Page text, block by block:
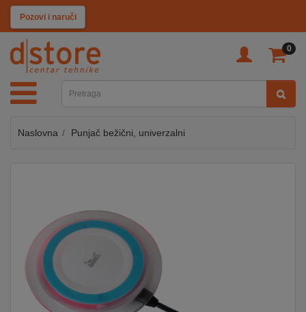
Pozovi i naruči
0
KATEGORIJE
TV
SAT
MOBILNI
KABLOVI
KUĆANSKI
APARATI
Naslovna Punjač bežični, univerzalni